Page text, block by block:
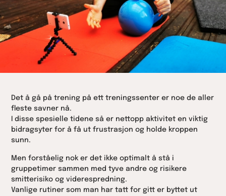
Det å gå på trening på ett treningssenter er noe de aller
fleste savner nå.
I disse spesielle tidene så er nettopp aktivitet en viktig
bidragsyter for å få ut frustrasjon og holde kroppen
sunn.
Men forståelig nok er det ikke optimalt å stå i
gruppetimer sammen med tyve andre og risikere
smitterisiko og viderespredning.
Vanlige rutiner som man har tatt for gitt er byttet ut